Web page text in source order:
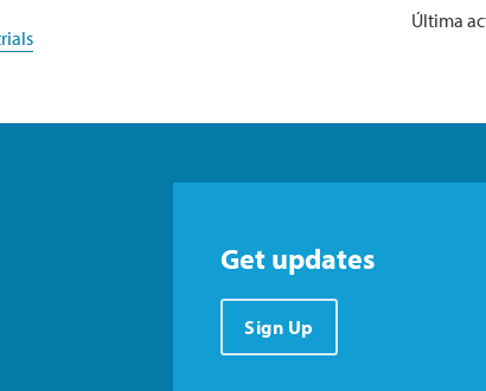
Última
Get updates
Sign Up